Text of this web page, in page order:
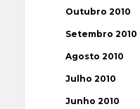
Outubro 2010
Setembro 2010
Agosto 2010
Julho 2010
Junho 2010